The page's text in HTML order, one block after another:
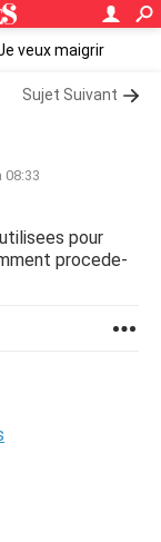
veux maigrir
Sujet Suivant
08:33
pour
procede-